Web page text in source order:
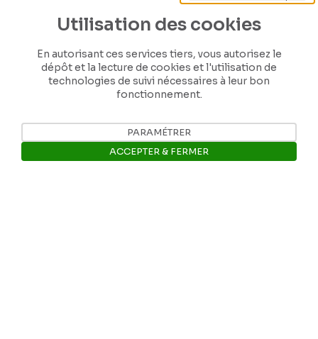
Nos coordonnées
Utilisation des cookies
En autorisant ces services tiers, vous autorisez le
dépôt et la lecture de cookies et l'utilisation de
technologies de suivi nécessaires à leur bon
fonctionnement.
PARAMÉTRER
ACCEPTER & FERMER